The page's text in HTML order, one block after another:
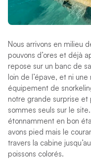
Nous arrivons en milieu
pouvons d’ores et déjà
repose sur un banc de
loin de l’épave, et ni
équipement de
notre grande surprise et
sommes seuls sur le
étonnamment en bon
avons pied mais le
travers la cabine
poissons colorés.